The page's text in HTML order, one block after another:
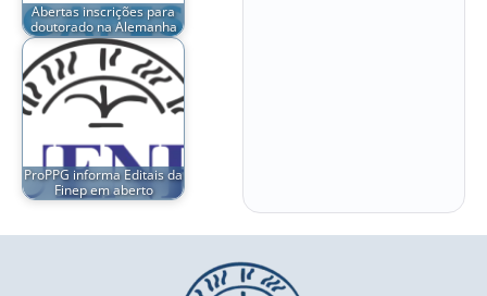
Abertas inscrições para
doutorado na Alemanha
ProPPG informa Editais da
Finep em aberto